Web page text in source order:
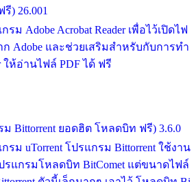
) 26.001
ม Adobe Acrobat Reader เพื่อไว้เปิดไฟ
ก Adobe และช่วยเสริมสำหรับกับการทำ
ให้อ่านไฟล์ PDF ได้ ฟรี
ม Bittorrent ยอดฮิต โหลดบิท ฟรี) 3.6.0
ม uTorrent โปรแกรม Bittorrent ใช้งาน
รแกรมโหลดบิท BitComet แต่ขนาดไฟล์